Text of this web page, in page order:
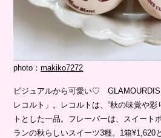
photo：makiko7272
ビジュアルから可愛い♡
レコルト」。レコルトは、“秋の味覚や
トとした一品。フレーバーは、スイート
ランの秋らしいスイーツ3種。1箱¥1,620